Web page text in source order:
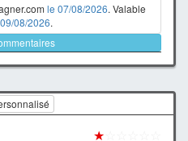
le 07/08/2026. Valable
09/08/2026.
★